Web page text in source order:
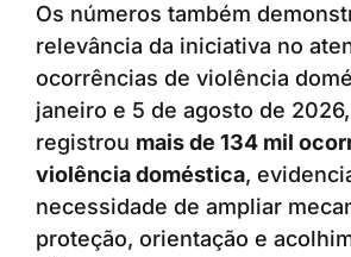
Os números também
relevância da iniciativa no
ocorrências de violência
janeiro e 5 de agosto de
registrou mais de 134 mil
violência doméstica,
necessidade de ampliar
proteção, orientação e